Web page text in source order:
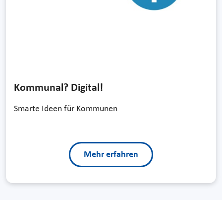
Kommunal? Digital!
Smarte Ideen für Kommunen
Mehr erfahren